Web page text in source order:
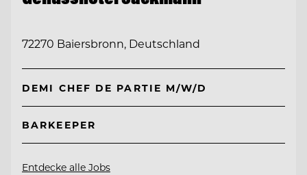
72270 Baiersbronn, Deutschland
DEMI CHEF DE PARTIE M/W/D
BARKEEPER
Entdecke alle Jobs